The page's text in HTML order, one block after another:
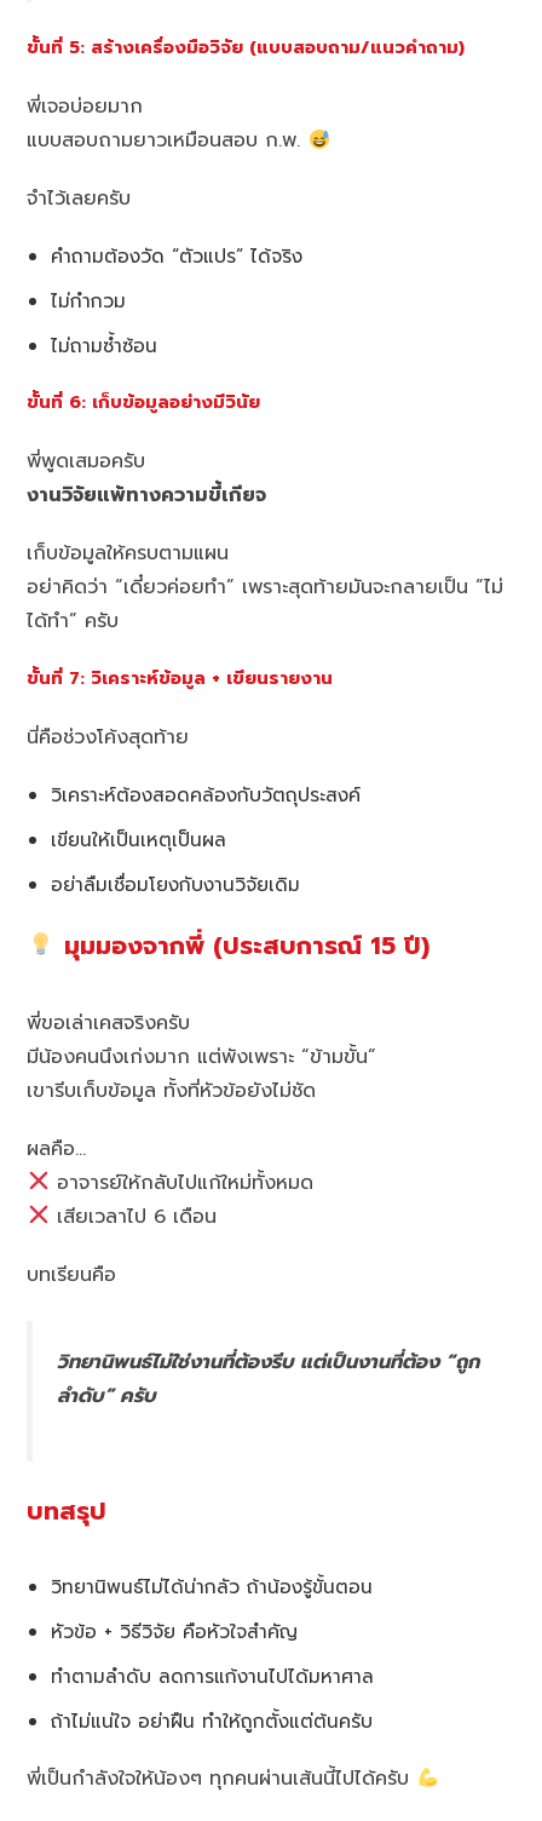
ขั้นที่ 5: สร้างเครื่องมือวิจัย (แบบสอบถาม/แนวคำถาม)
พี่เจอบ่อยมาก
แบบสอบถามยาวเหมือนสอบ ก.พ.
จำไว้เลยครับ
คำถามต้องวัด “ตัวแปร” ได้จริง
ไม่กำกวม
ไม่ถามซ้ำซ้อน
ขั้นที่ 6: เก็บข้อมูลอย่างมีวินัย
พี่พูดเสมอครับ
งานวิจัยแพ้ทางความขี้เกียจ
เก็บข้อมูลให้ครบตามแผน
อย่าคิดว่า “เดี๋ยวค่อยทำ” เพราะสุดท้ายมันจะกลายเป็น “ไม่
ได้ทำ” ครับ
ขั้นที่ 7: วิเคราะห์ข้อมูล + เขียนรายงาน
นี่คือช่วงโค้งสุดท้าย
วิเคราะห์ต้องสอดคล้องกับวัตถุประสงค์
เขียนให้เป็นเหตุเป็นผล
อย่าลืมเชื่อมโยงกับงานวิจัยเดิม
มุมมองจากพี่ (ประสบการณ์ 15 ปี)
พี่ขอเล่าเคสจริงครับ
มีน้องคนนึงเก่งมาก แต่พังเพราะ “ข้ามขั้น”
เขารีบเก็บข้อมูล ทั้งที่หัวข้อยังไม่ชัด
ผลคือ…
อาจารย์ให้กลับไปแก้ใหม่ทั้งหมด
เสียเวลาไป 6 เดือน
บทเรียนคือ
วิทยานิพนธ์ไม่ใช่งานที่ต้องรีบ แต่เป็นงานที่ต้อง “ถูก
ลำดับ” ครับ
บทสรุป
วิทยานิพนธ์ไม่ได้น่ากลัว ถ้าน้องรู้ขั้นตอน
หัวข้อ + วิธีวิจัย คือหัวใจสำคัญ
ทำตามลำดับ ลดการแก้งานไปได้มหาศาล
ถ้าไม่แน่ใจ อย่าฝืน ทำให้ถูกตั้งแต่ต้นครับ
พี่เป็นกำลังใจให้น้องๆ ทุกคนผ่านเส้นนี้ไปได้ครับ